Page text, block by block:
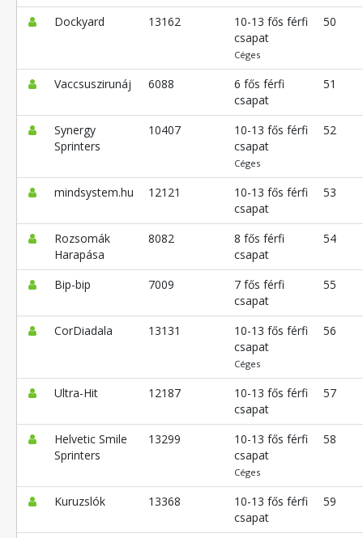
Dockyard 13162
10-13 fős férfi
csapat
Céges
50
Vaccsuszirunáj 6088
6 fős férfi
csapat
51
Synergy
Sprinters
10407
10-13 fős férfi
csapat
Céges
52
mindsystem.hu 12121
10-13 fős férfi
csapat
53
Rozsomák
Harapása
8082
8 fős férfi
csapat
54
Bip-bip 7009
7 fős férfi
csapat
55
CorDiadala 13131
10-13 fős férfi
csapat
Céges
56
Ultra-Hit 12187
10-13 fős férfi
csapat
57
Helvetic Smile
Sprinters
13299
10-13 fős férfi
csapat
Céges
58
Kuruzslók 13368
10-13 fős férfi
csapat
59